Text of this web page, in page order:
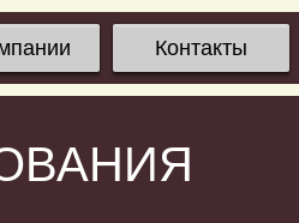
Контакты